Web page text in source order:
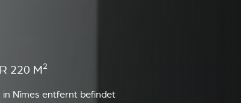
220 M2
Nîmes entfernt befindet